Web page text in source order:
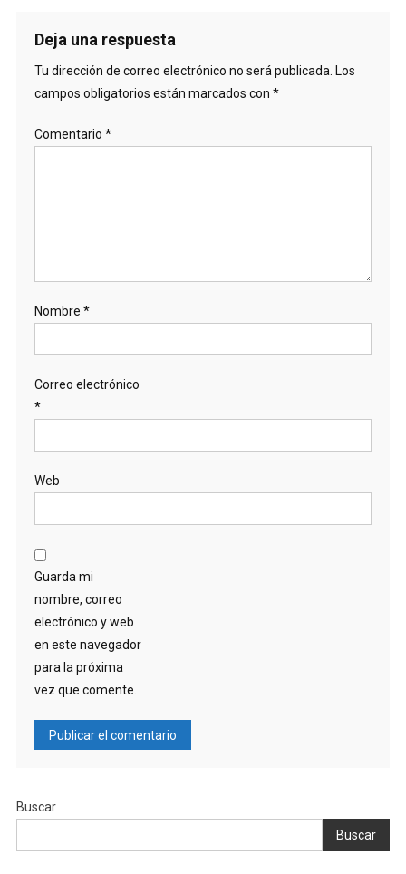
Deja una respuesta
Tu dirección de correo electrónico no será publicada. Los
campos obligatorios están marcados con *
Comentario *
Nombre *
Correo electrónico
*
Web
Guarda mi
nombre, correo
electrónico y web
en este navegador
para la próxima
vez que comente.
Buscar
Buscar